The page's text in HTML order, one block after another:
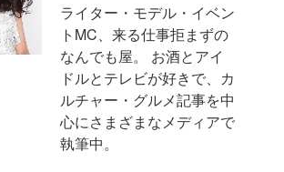
ライター・モデル・イベン
トMC、来る仕事拒まずの
なんでも屋。 お酒とアイ
ドルとテレビが好きで、カ
ルチャー・グルメ記事を中
心にさまざまなメディアで
執筆中。